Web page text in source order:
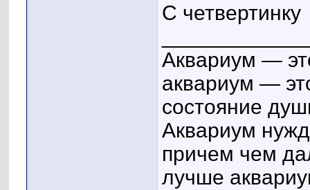
С четвертинку
Аквариум —
аквариум —
состояние
Аквариум
причем чем
лучше